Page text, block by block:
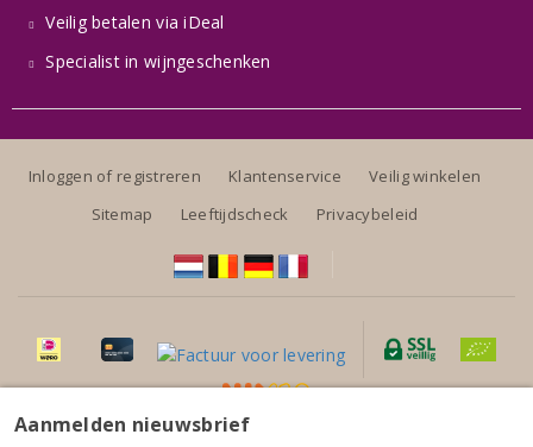
Veilig betalen via iDeal
Specialist in wijngeschenken
Inloggen of registreren Klantenservice
Veilig winkelen
Sitemap
Leeftijdscheck Privacybeleid
Aanmelden nieuwsbrief